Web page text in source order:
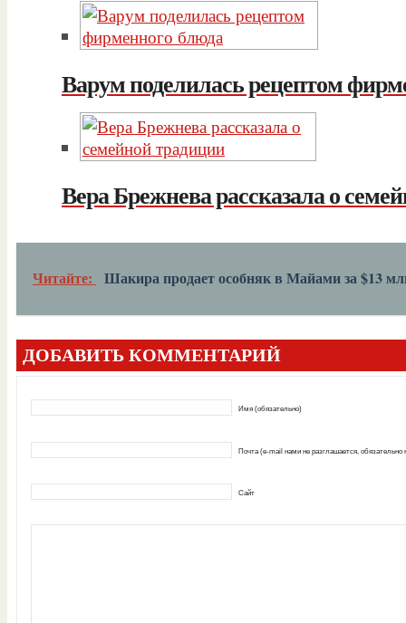
Варум поделилась рецептом
Вера Брежнева рассказала о
Читайте: Шакира продает особняк в Майами за $13
ДОБАВИТЬ КОММЕНТАРИЙ
Имя (обязательно)
Почта (e-mail нами не разглашается, обязательно
Сайт